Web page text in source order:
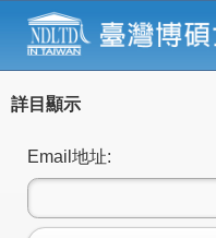
詳目顯示
Email地址: